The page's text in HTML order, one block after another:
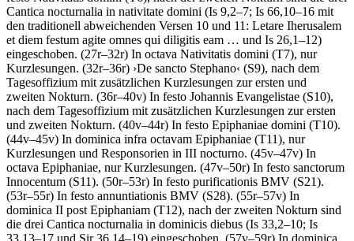
Cantica nocturnalia in nativitate domini (Is 9,2–7; Is 66,10–16 mit
den traditionell abweichenden Versen 10 und 11: Letare Iherusalem
et diem festum agite omnes qui diligitis eam … und Is 26,1–12)
eingeschoben. (27r–32r) In octava Nativitatis domini (T7), nur
Kurzlesungen. (32r–36r) ›De sancto Stephano‹ (S9), nach dem
Tagesoffizium mit zusätzlichen Kurzlesungen zur ersten und
zweiten Nokturn. (36r–40v) In festo Johannis Evangelistae (S10),
nach dem Tagesoffizium mit zusätzlichen Kurzlesungen zur ersten
und zweiten Nokturn. (40v–44r) In festo Epiphaniae domini (T10).
(44v–45v) In dominica infra octavam Epiphaniae (T11), nur
Kurzlesungen und Responsorien in III nocturno. (45v–47v) In
octava Epiphaniae, nur Kurzlesungen. (47v–50r) In festo sanctorum
Innocentum (S11). (50r–53r) In festo purificationis BMV (S21).
(53r–55r) In festo annuntiationis BMV (S28). (55r–57v) In
dominica II post Epiphaniam (T12), nach der zweiten Nokturn sind
die drei Cantica nocturnalia in dominicis diebus (Is 33,2–10; Is